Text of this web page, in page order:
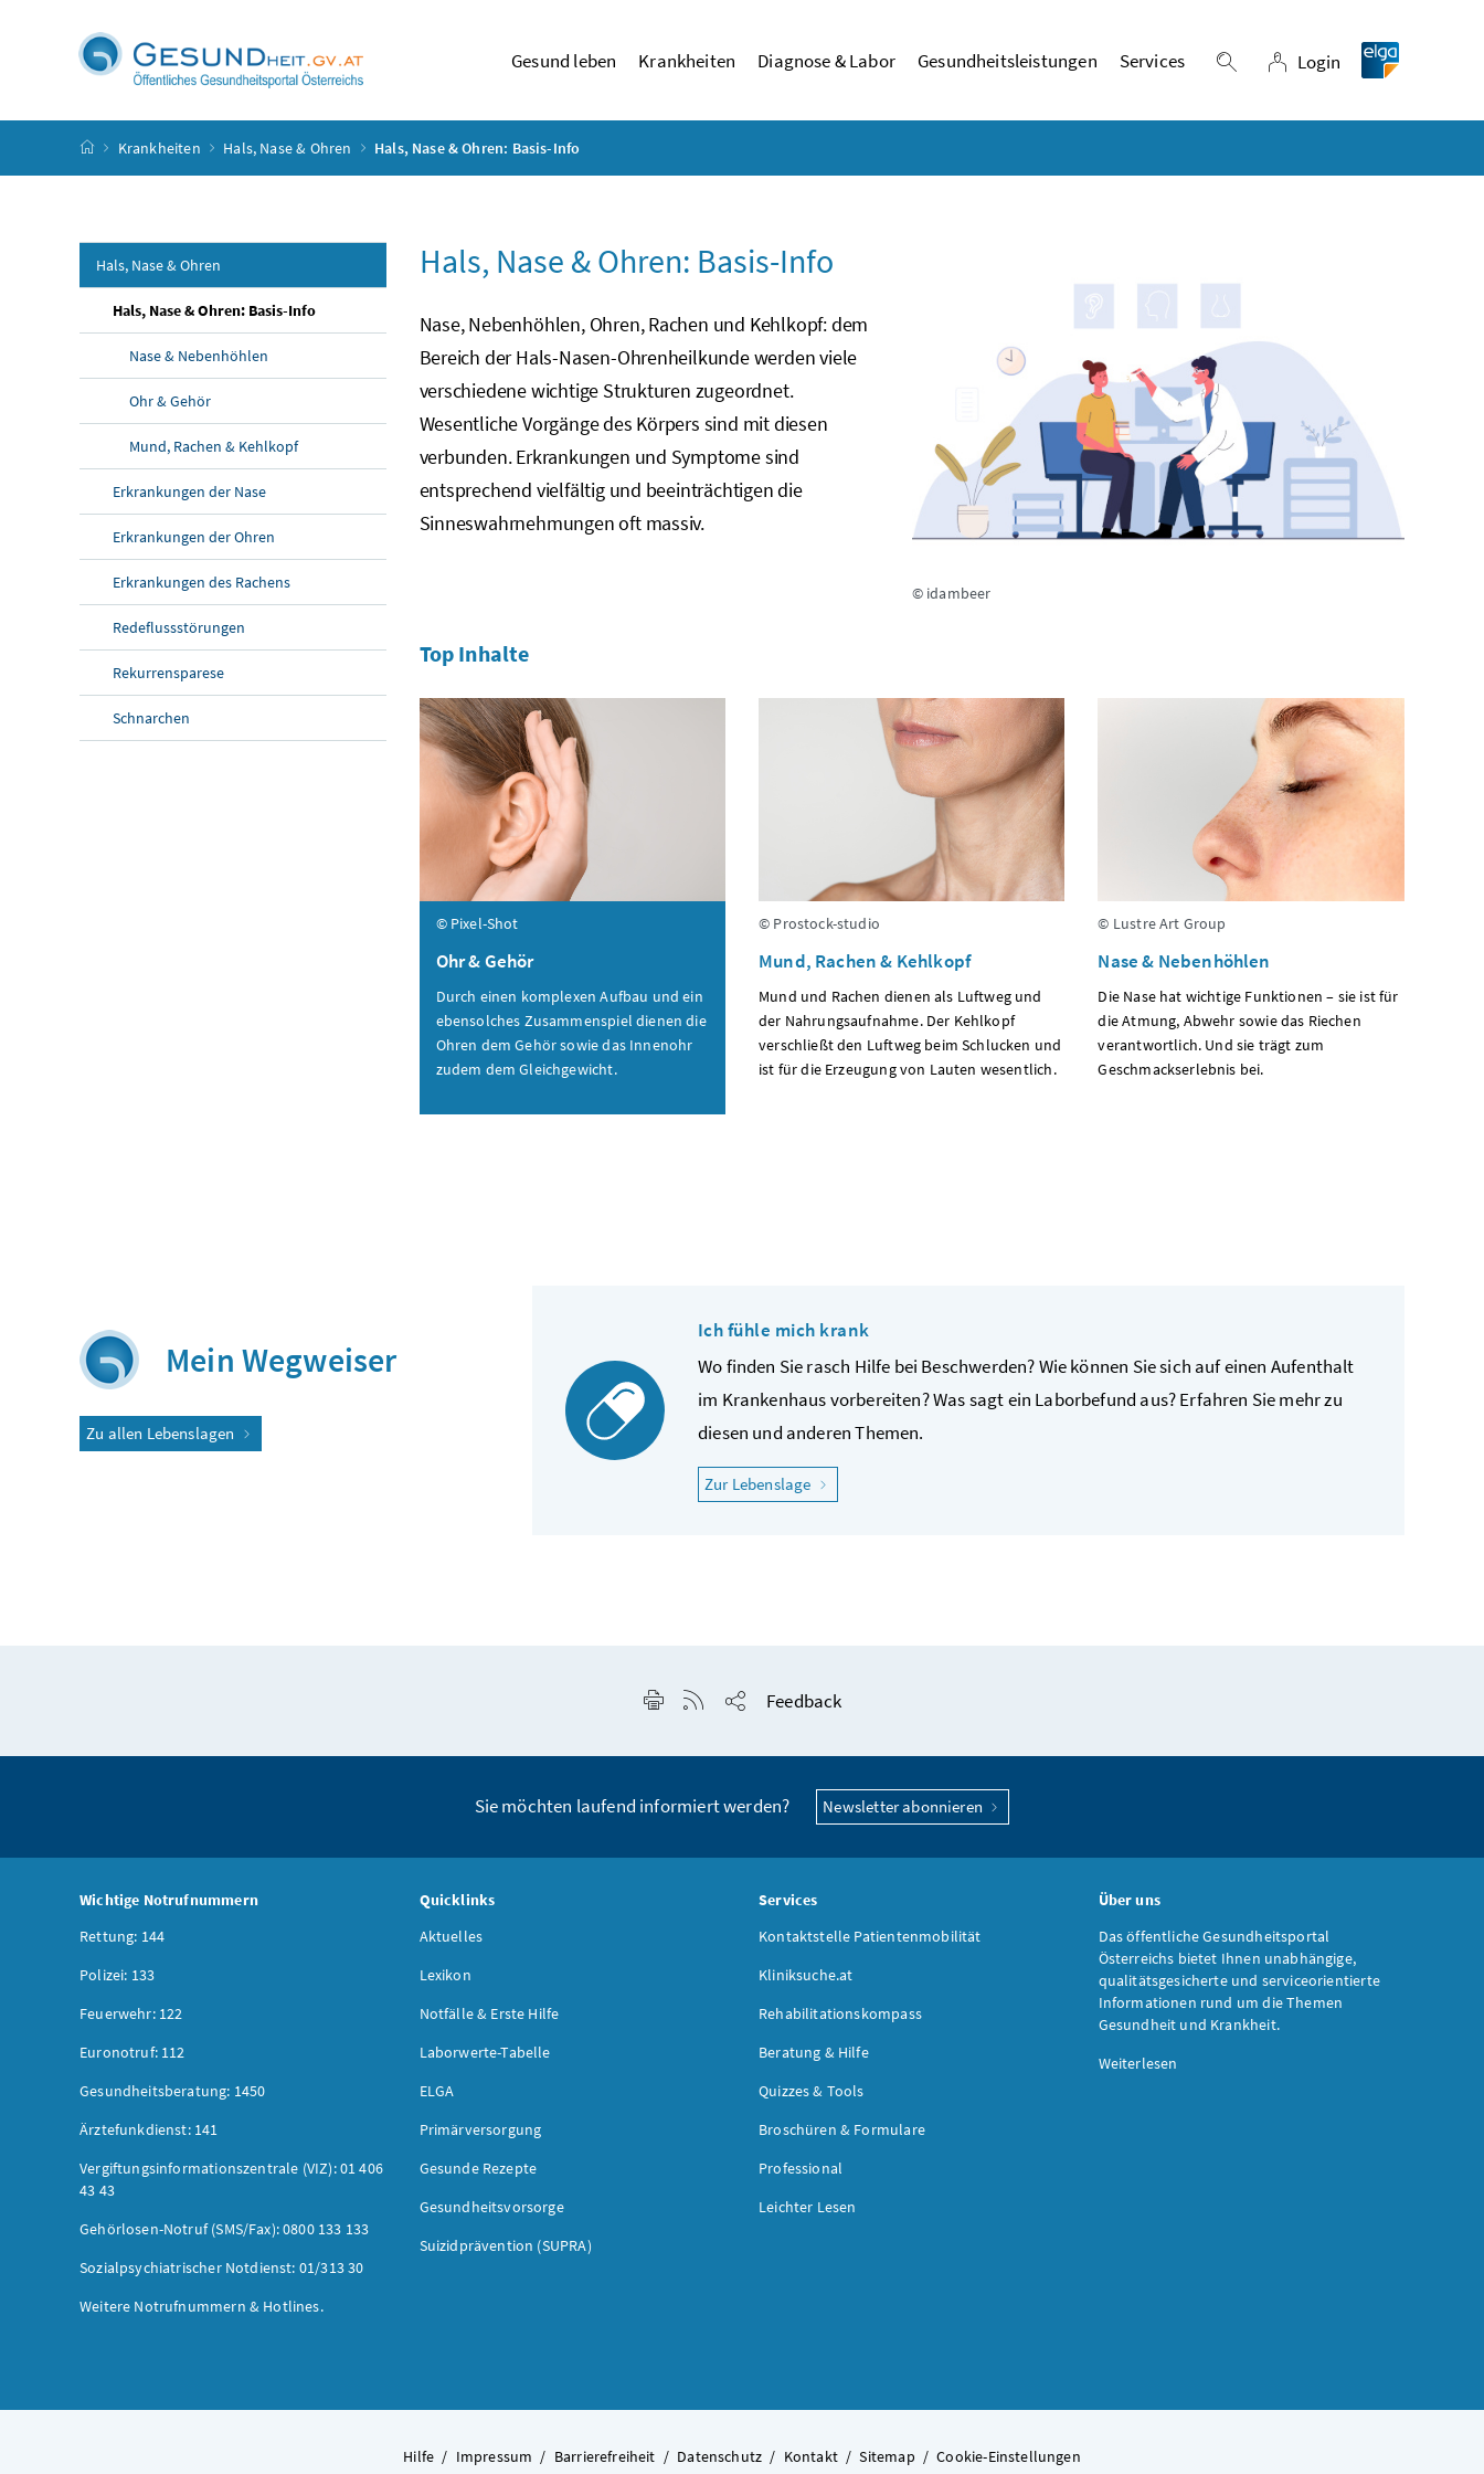
Gesund leben Krankheiten Diagnose & Labor Gesundheitsleistungen Services Suche einblenden
Login
Login
Startseite
Krankheiten Hals, Nase & Ohren Hals, Nase & Ohren: Basis-Info
Hals, Nase & Ohren
Hals, Nase & Ohren: Basis-Info
Nase & Nebenhöhlen
Ohr & Gehör
Mund, Rachen & Kehlkopf
Erkrankungen der Nase
Erkrankungen der Ohren
Erkrankungen des Rachens
Redeflussstörungen
Rekurrensparese
Schnarchen
© idambeer
Hals, Nase & Ohren: Basis-Info
Nase, Nebenhöhlen, Ohren, Rachen und Kehlkopf: dem
Bereich der Hals-Nasen-Ohrenheilkunde werden viele
verschiedene wichtige Strukturen zugeordnet.
Wesentliche Vorgänge des Körpers sind mit diesen
verbunden. Erkrankungen und Symptome sind
entsprechend vielfältig und beeinträchtigen die
Sinneswahrnehmungen oft massiv.
Top Inhalte
© Pixel-Shot
Ohr & Gehör
Durch einen komplexen Aufbau und ein
ebensolches Zusammenspiel dienen die
Ohren dem Gehör sowie das Innenohr
zudem dem Gleichgewicht.
© Prostock-studio
Mund, Rachen & Kehlkopf
Mund und Rachen dienen als Luftweg und
der Nahrungsaufnahme. Der Kehlkopf
verschließt den Luftweg beim Schlucken und
ist für die Erzeugung von Lauten wesentlich.
© Lustre Art Group
Nase & Nebenhöhlen
Die Nase hat wichtige Funktionen – sie ist für
die Atmung, Abwehr sowie das Riechen
verantwortlich. Und sie trägt zum
Geschmackserlebnis bei.
Mein Wegweiser
Zu allen Lebenslagen
Ich fühle mich krank
Wo finden Sie rasch Hilfe bei Beschwerden? Wie können Sie sich auf einen Aufenthalt
im Krankenhaus vorbereiten? Was sagt ein Laborbefund aus? Erfahren Sie mehr zu
diesen und anderen Themen.
Zur Lebenslage "Ich fühle mich krank"
Seite drucken
RSS-Feed anzeigen
Feedback
Sie möchten laufend informiert werden? Newsletter abonnieren
Wichtige Notrufnummern
Rettung: 144
Polizei: 133
Feuerwehr: 122
Euronotruf: 112
Gesundheitsberatung: 1450
Ärztefunkdienst: 141
Vergiftungsinformationszentrale (VIZ): 01 406
43 43
Gehörlosen-Notruf (SMS/Fax): 0800 133 133
Sozialpsychiatrischer Notdienst: 01/313 30
Weitere Notrufnummern & Hotlines.
Quicklinks
Aktuelles
Lexikon
Notfälle & Erste Hilfe
Laborwerte-Tabelle
ELGA
Primärversorgung
Gesunde Rezepte
Gesundheitsvorsorge
Suizidprävention (SUPRA)
Services
Kontaktstelle Patientenmobilität
Kliniksuche.at
Rehabilitationskompass
Beratung & Hilfe
Quizzes & Tools
Broschüren & Formulare
Professional
Leichter Lesen
Über uns
Das öffentliche Gesundheitsportal
Österreichs bietet Ihnen unabhängige,
qualitätsgesicherte und serviceorientierte
Informationen rund um die Themen
Gesundheit und Krankheit.
Weiterlesen
Hilfe / Impressum / Barrierefreiheit / Datenschutz / Kontakt / Sitemap / Cookie-Einstellungen